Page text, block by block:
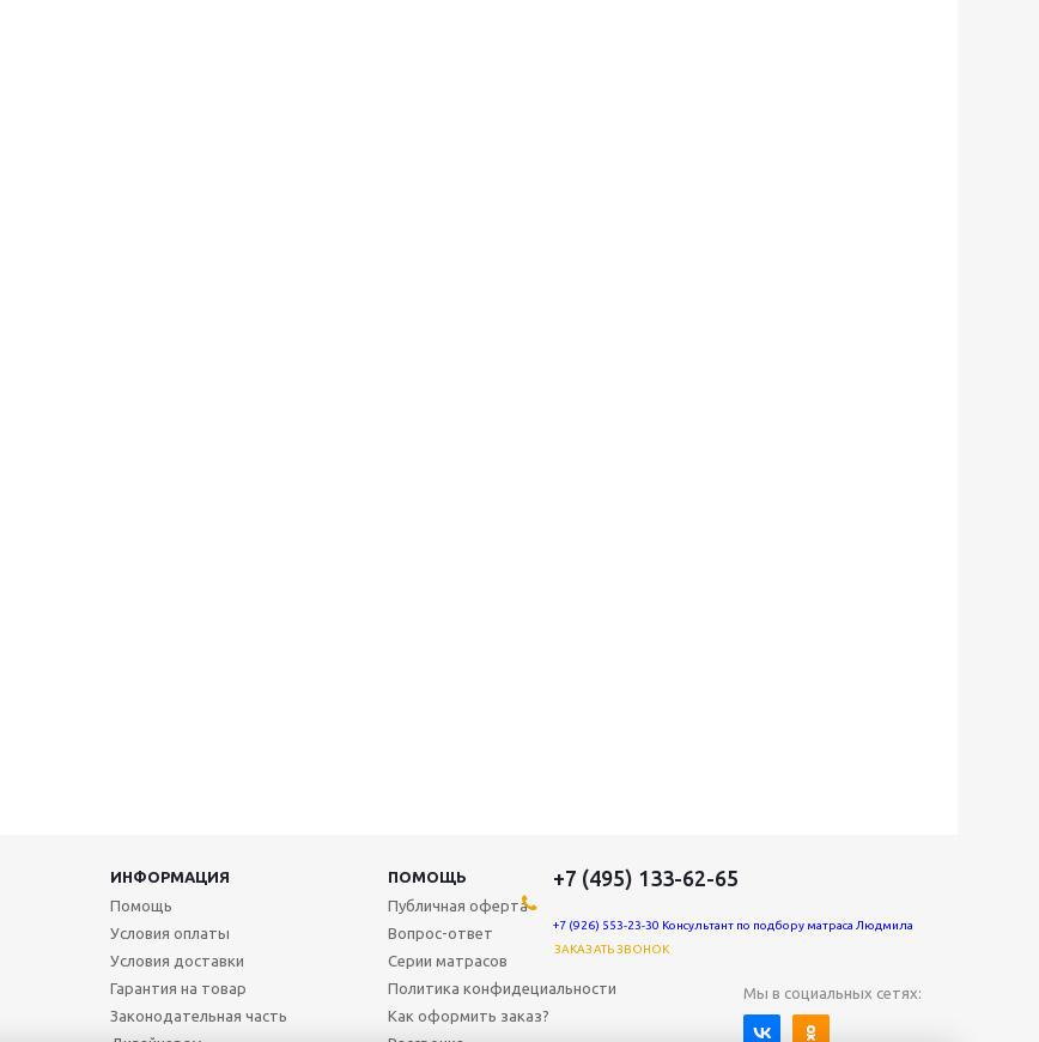
ИНФОРМАЦИЯ
ПОМОЩЬ
Помощь
Условия оплаты
Условия доставки
Гарантия на товар
Законодательная часть
Публичная оферта
Вопрос-ответ
Серии матрасов
Политика конфидециальности
Как оформить заказ?
+7 (495) 133-62-65
+7 (926) 553-23-30 Консультант по подбору матраса Людмила
ЗАКАЗАТЬ ЗВОНОК
Мы в социальных сетях: